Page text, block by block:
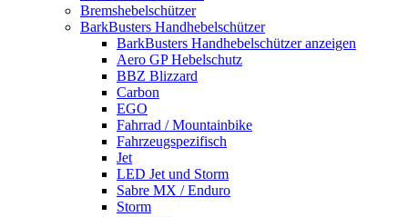
Bremshebelschützer
BarkBusters Handhebelschützer
BarkBusters Handhebelschützer anzeigen
Aero GP Hebelschutz
BBZ Blizzard
Carbon
EGO
Fahrrad / Mountainbike
Fahrzeugspezifisch
Jet
LED Jet und Storm
Sabre MX / Enduro
Storm